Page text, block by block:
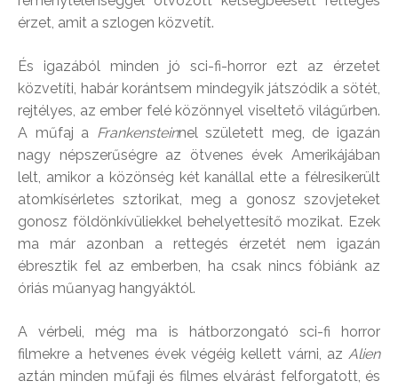
érzet, amit a szlogen közvetít.
És igazából minden jó sci-fi-horror ezt az érzetet
közvetíti, habár korántsem mindegyik játszódik a sötét,
rejtélyes, az ember felé közönnyel viseltető világűrben.
A műfaj a Frankensteinnel született meg, de igazán
nagy népszerűségre az ötvenes évek Amerikájában
lelt, amikor a közönség két kanállal ette a félresikerült
atomkísérletes sztorikat, meg a gonosz szovjeteket
gonosz földönkívüliekkel behelyettesítő mozikat. Ezek
ma már azonban a rettegés érzetét nem igazán
ébresztik fel az emberben, ha csak nincs fóbiánk az
óriás műanyag hangyáktól.
A vérbeli, még ma is hátborzongató sci-fi horror
filmekre a hetvenes évek végéig kellett várni, az Alien
aztán minden műfaji és filmes elvárást felforgatott, és